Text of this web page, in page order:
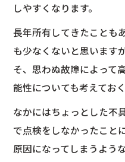
しやすくなります。
長年所有してきたことも
も少なくないと思います
そ、思わぬ故障によって
能性についても考えてお
なかにはちょっとした不
で点検をしなかったこと
原因になってしまうよう